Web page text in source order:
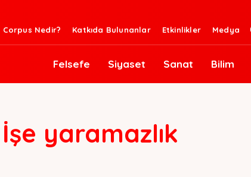
Corpus Nedir? Katkıda Bulunanlar Etkinlikler Medya
Felsefe Siyaset Sanat Bilim
İşe yaramazlık